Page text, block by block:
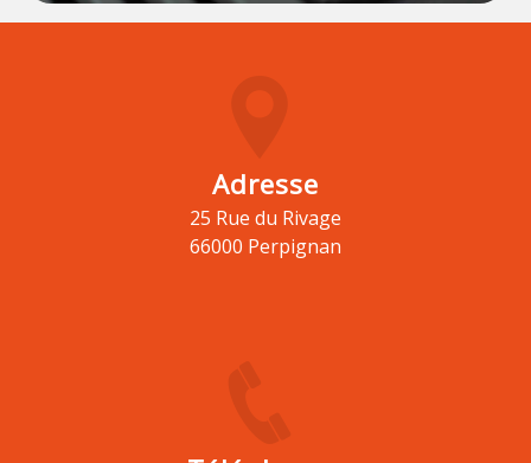
Adresse
25 Rue du Rivage
66000 Perpignan